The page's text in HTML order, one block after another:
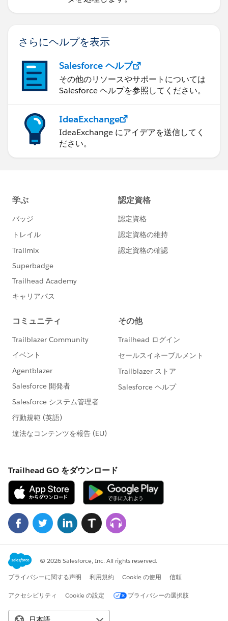
さらにヘルプを表示
Salesforce ヘルプ
その他のリソースやサポートについては
Salesforce ヘルプを参照してください。
IdeaExchange
IdeaExchange にアイデアを送信してく
ださい。